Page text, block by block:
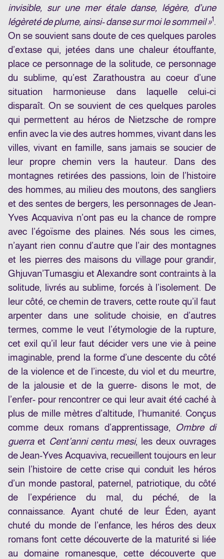
invisible, sur une mer étale danse, légère, d’une
légèreté de plume, ainsi- danse sur moi le sommeil »1.
On se souvient sans doute de ces quelques paroles
d’extase qui, jetées dans une chaleur étouffante,
place ce personnage de la solitude, ce personnage
du sublime, qu’est Zarathoustra au coeur d’une
situation harmonieuse dans laquelle celui-ci
disparaît. On se souvient de ces quelques paroles
qui permettent au héros de Nietzsche de rompre
enfin avec la vie des autres hommes, vivant dans les
villes, vivant en famille, sans jamais se soucier de
leur propre chemin vers la hauteur. Dans des
montagnes retirées des passions, loin de l’histoire
des hommes, au milieu des moutons, des sangliers
et des sentes de bergers, les personnages de Jean-
Yves Acquaviva n’ont pas eu la chance de rompre
avec l’égoïsme des plaines. Nés sous les cimes,
n’ayant rien connu d’autre que l’air des montagnes
et les pierres des maisons du village pour grandir,
Ghjuvan’Tumasgiu et Alexandre sont contraints à la
solitude, livrés au sublime, forcés à l’isolement. De
leur côté, ce chemin de travers, cette route qu’il faut
arpenter dans une solitude choisie, en d’autres
termes, comme le veut l’étymologie de la rupture,
cet exil qu’il leur faut décider vers une vie à peine
imaginable, prend la forme d’une descente du côté
de la violence et de l’inceste, du viol et du meurtre,
de la jalousie et de la guerre- disons le mot, de
l’enfer- pour rencontrer ce qui leur avait été caché à
plus de mille mètres d’altitude, l’humanité. Conçus
comme deux romans d’apprentissage, Ombre di
guerraet Cent’anni centu mesi, les deux ouvrages
de Jean-Yves Acquaviva, recueillent toujours en leur
sein l’histoire de cette crise qui conduit les héros
d’un monde pastoral, paternel, patriotique, du côté
de l’expérience du mal, du péché, de la
connaissance. Ayant chuté de leur Éden, ayant
chuté du monde de l’enfance, les héros des deux
romans font cette découverte de la maturité si liée
au domaine romanesque, cette découverte que